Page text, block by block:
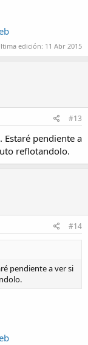
edición: 11 Abr 2015
#13
Estaré pendiente a
reflotandolo.
#14
pendiente a ver si